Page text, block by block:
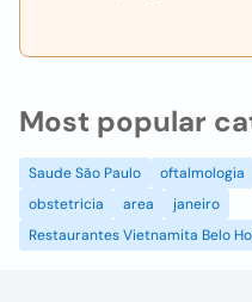
Most popular
Saude São Paulo oftalmologia
obstetricia
area
janeiro
Restaurantes Vietnamita Belo